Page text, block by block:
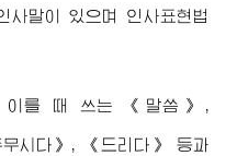
말이 있으며 인사표현법
이를 때 쓰는 《말씀》,
시다》, 《드리다》 등과